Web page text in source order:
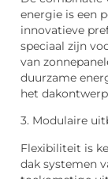
energie is een
innovatieve
speciaal zijn
van
duurzame
het
3. Modulaire
Flexibiliteit is
dak systemen